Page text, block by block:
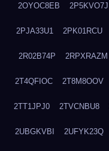
2OYOC8EB 2P5KVO7J
2PJA33U1 2PK01RCU
2R02B74P 2RPXRAZM
2T4QFIOC 2T8M8OOV
2TT1JPJ0 2TVCNBU8
2UBGKVBI 2UFYK23Q